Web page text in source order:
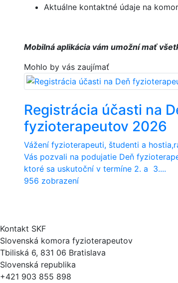
Aktuálne kontaktné údaje na
Mobilná aplikácia vám umožní mať
Mohlo by vás zaujímať
Registrácia účasti na
fyzioterapeutov 2026
Vážení fyzioterapeuti, študenti a
Vás pozvali na podujatie Deň
ktoré sa uskutoční v termíne 2. a 3....
956 zobrazení
Kontakt SKF
Slovenská komora fyzioterapeutov
Tbiliská 6, 831 06 Bratislava
Slovenská republika
+421 903 855 898